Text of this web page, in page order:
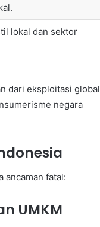
lokal dan sektor
dari eksploitasi global
negara
ancaman fatal:
UMKM